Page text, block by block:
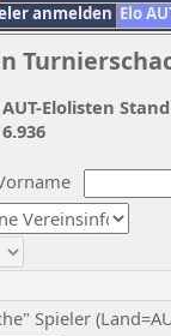
anmelden Elo
Spieler
AUT-Elolisten
6.936